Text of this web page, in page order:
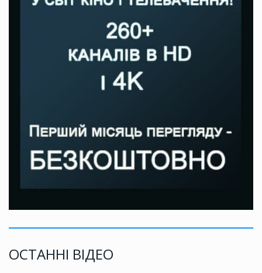
ОСТАННІ ВІДЕО